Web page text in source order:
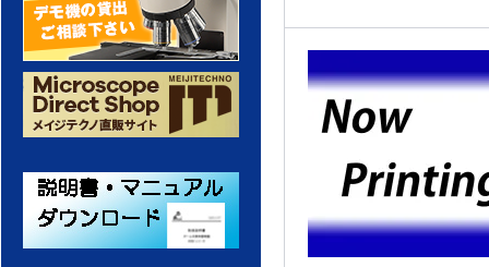
デモ機の貸出 ご相談ください